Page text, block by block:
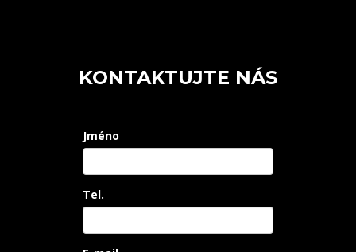
KONTAKTUJTE NÁS
Jméno
Tel.